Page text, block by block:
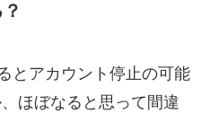
とアカウント停止の可能
ほぼなると思って間違